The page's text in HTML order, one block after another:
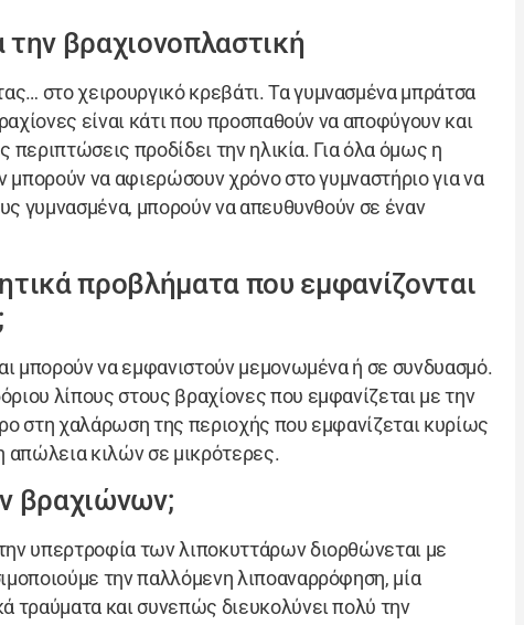
βραχιονοπλαστική
στο χειρουργικό κρεβάτι. Τα γυμνασμένα μπράτσα
είναι κάτι που προσπαθούν να αποφύγουν και
περιπτώσεις προδίδει την ηλικία. Για όλα όμως η
μπορούν να αφιερώσουν χρόνο στο γυμναστήριο για να
γυμνασμένα, μπορούν να απευθυνθούν σε έναν
προβλήματα που εμφανίζονται
μπορούν να εμφανιστούν μεμονωμένα ή σε συνδυασμό.
λίπους στους βραχίονες που εμφανίζεται με την
στη χαλάρωση της περιοχής που εμφανίζεται κυρίως
απώλεια κιλών σε μικρότερες.
βραχιώνων;
υπερτροφία των λιποκυττάρων διορθώνεται με
την παλλόμενη λιποαναρρόφηση, μία
τραύματα και συνεπώς διευκολύνει πολύ την